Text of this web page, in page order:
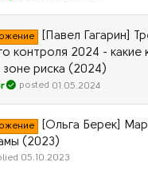
[Павел Гагарин]
контроля 2024 - какие
зоне риска (2024)
01.05.2024
[Ольга Берек]
(2023)
05.10.2023